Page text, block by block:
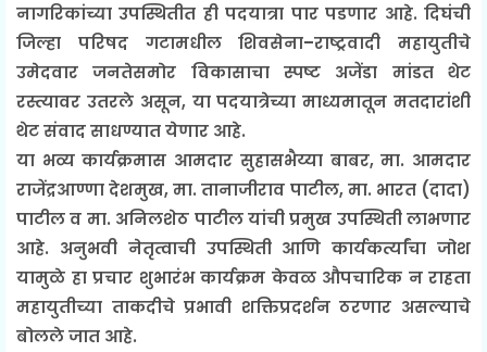
नागरिकांच्या उपस्थितीत ही पदयात्रा पार पडणार आहे. दिघंची
जिल्हा परिषद गटामधील शिवसेना–राष्ट्रवादी महायुतीचे
उमेदवार जनतेसमोर विकासाचा स्पष्ट अजेंडा मांडत थेट
रस्त्यावर उतरले असून, या पदयात्रेच्या माध्यमातून मतदारांशी
थेट संवाद साधण्यात येणार आहे.
या भव्य कार्यक्रमास आमदार सुहासभैय्या बाबर, मा. आमदार
राजेंद्रआण्णा देशमुख, मा. तानाजीराव पाटील, मा. भारत (दादा)
पाटील व मा. अनिलशेठ पाटील यांची प्रमुख उपस्थिती लाभणार
आहे. अनुभवी नेतृत्वाची उपस्थिती आणि कार्यकर्त्यांचा जोश
यामुळे हा प्रचार शुभारंभ कार्यक्रम केवळ औपचारिक न राहता
महायुतीच्या ताकदीचे प्रभावी शक्तिप्रदर्शन ठरणार असल्याचे
बोलले जात आहे.